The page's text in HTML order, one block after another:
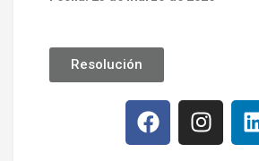
Resolución